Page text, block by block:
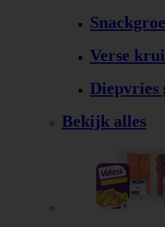
Verse
Diepvries
Bekijk alles